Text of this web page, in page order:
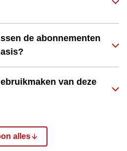
de abonnementen
van deze
alles